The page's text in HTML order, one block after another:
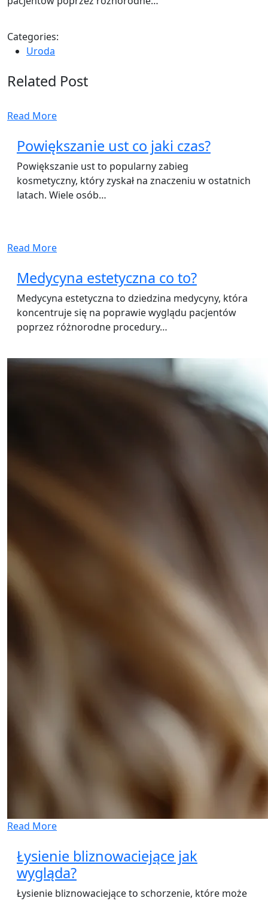
Categories:
Uroda
Related Post
Read More
Powiększanie ust co jaki czas?
Powiększanie ust to popularny zabieg
kosmetyczny, który zyskał na znaczeniu w ostatnich
latach. Wiele osób…
Read More
Medycyna estetyczna co to?
Medycyna estetyczna to dziedzina medycyny, która
koncentruje się na poprawie wyglądu pacjentów
poprzez różnorodne procedury…
Read More
Łysienie bliznowaciejące jak
wygląda?
Łysienie bliznowaciejące to schorzenie, które może